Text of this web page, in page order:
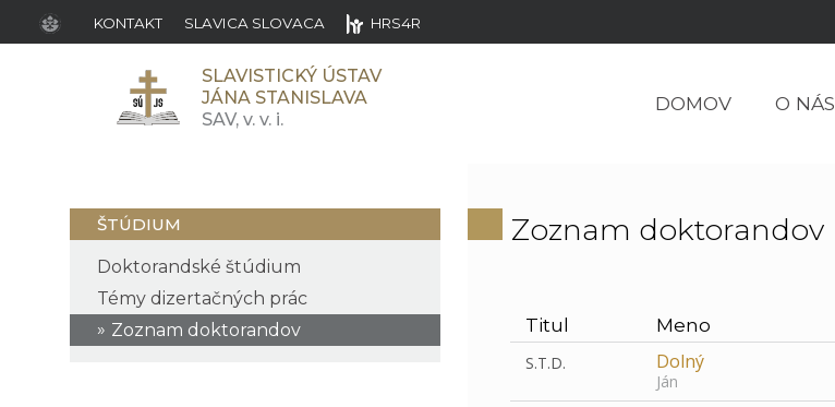
SLAVISTICKÝ ÚSTAV
JÁNA STANISLAVA
SAV, v. v. i.
DOMOV O NÁS
KONTAKT SLAVICA SLOVACA HRS4R
ŠTÚDIUM
Doktorandské štúdium
Témy dizertačných prác
Zoznam doktorandov
Zoznam doktorandov
Titul Meno
S.T.D. Dolný
Ján